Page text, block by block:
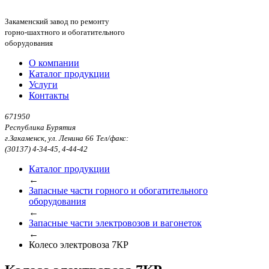
Закаменский завод по ремонту
горно-шахтного и обогатительного
оборудования
О компании
Каталог продукции
Услуги
Контакты
671950
Республика Бурятия
г.Закаменск, ул. Ленина 66 Тел/факс:
(30137) 4-34-45, 4-44-42
Каталог продукции
←
Запасные части горного и обогатительного
оборудования
←
Запасные части электровозов и вагонеток
←
Колесо электровоза 7КР